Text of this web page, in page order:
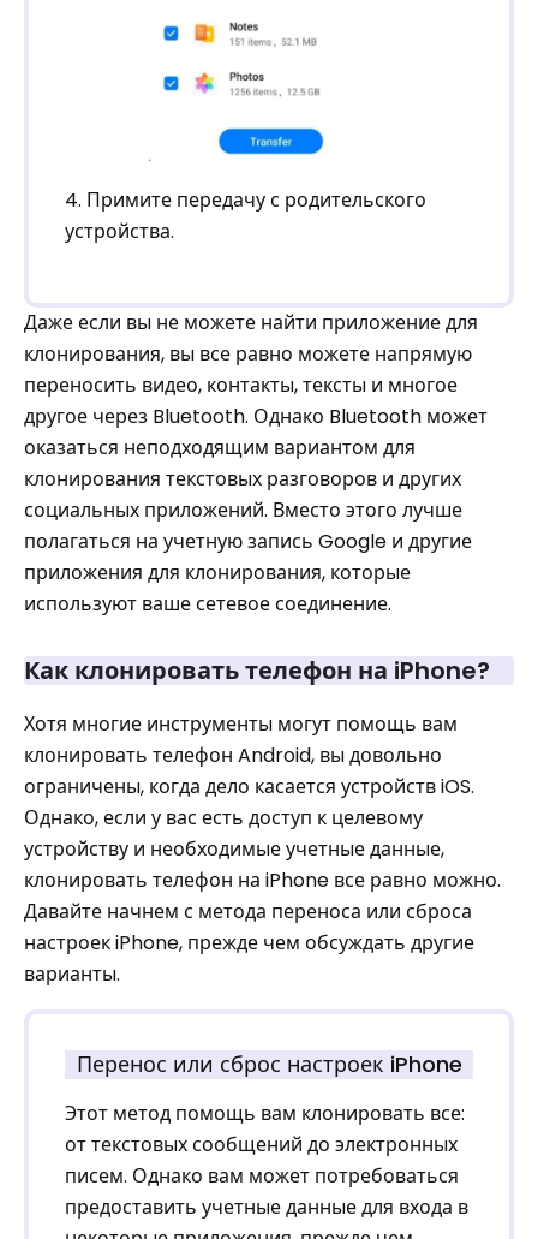
4. Примите передачу с родительского
устройства.
Даже если вы не можете найти приложение для
клонирования, вы все равно можете напрямую
переносить видео, контакты, тексты и многое
другое через Bluetooth. Однако Bluetooth может
оказаться неподходящим вариантом для
клонирования текстовых разговоров и других
социальных приложений. Вместо этого лучше
полагаться на учетную запись Google и другие
приложения для клонирования, которые
используют ваше сетевое соединение.
Как клонировать телефон на iPhone?
Хотя многие инструменты могут помощь вам
клонировать телефон Android, вы довольно
ограничены, когда дело касается устройств iOS.
Однако, если у вас есть доступ к целевому
устройству и необходимые учетные данные,
клонировать телефон на iPhone все равно можно.
Давайте начнем с метода переноса или сброса
настроек iPhone, прежде чем обсуждать другие
варианты.
Перенос или сброс настроек iPhone
Этот метод помощь вам клонировать все:
от текстовых сообщений до электронных
писем. Однако вам может потребоваться
предоставить учетные данные для входа в